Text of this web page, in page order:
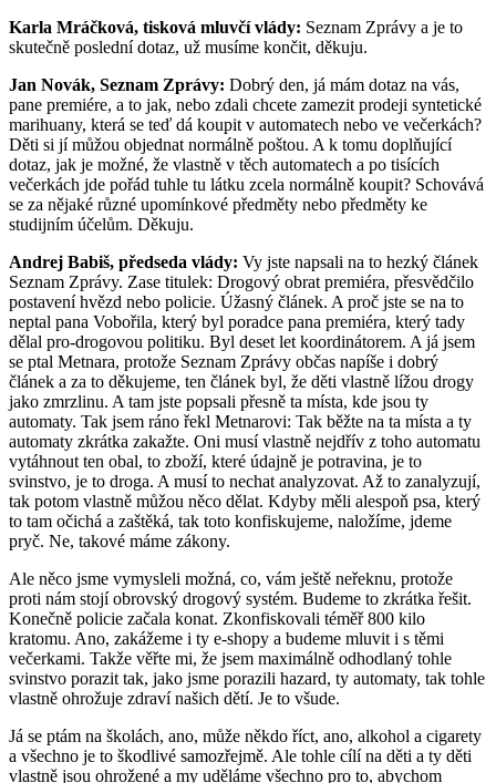
Karla Mráčková, tisková mluvčí vlády: Seznam Zprávy a je to
skutečně poslední dotaz, už musíme končit, děkuju.
Jan Novák, Seznam Zprávy: Dobrý den, já mám dotaz na vás,
pane premiére, a to jak, nebo zdali chcete zamezit prodeji syntetické
marihuany, která se teď dá koupit v automatech nebo ve večerkách?
Děti si jí můžou objednat normálně poštou. A k tomu doplňující
dotaz, jak je možné, že vlastně v těch automatech a po tisících
večerkách jde pořád tuhle tu látku zcela normálně koupit? Schovává
se za nějaké různé upomínkové předměty nebo předměty ke
studijním účelům. Děkuju.
Andrej Babiš, předseda vlády: Vy jste napsali na to hezký článek
Seznam Zprávy. Zase titulek: Drogový obrat premiéra, přesvědčilo
postavení hvězd nebo policie. Úžasný článek. A proč jste se na to
neptal pana Vobořila, který byl poradce pana premiéra, který tady
dělal pro-drogovou politiku. Byl deset let koordinátorem. A já jsem
se ptal Metnara, protože Seznam Zprávy občas napíše i dobrý
článek a za to děkujeme, ten článek byl, že děti vlastně lížou drogy
jako zmrzlinu. A tam jste popsali přesně ta místa, kde jsou ty
automaty. Tak jsem ráno řekl Metnarovi: Tak běžte na ta místa a ty
automaty zkrátka zakažte. Oni musí vlastně nejdřív z toho automatu
vytáhnout ten obal, to zboží, které údajně je potravina, je to
svinstvo, je to droga. A musí to nechat analyzovat. Až to zanalyzují,
tak potom vlastně můžou něco dělat. Kdyby měli alespoň psa, který
to tam očichá a zaštěká, tak toto konfiskujeme, naložíme, jdeme
pryč. Ne, takové máme zákony.
Ale něco jsme vymysleli možná, co, vám ještě neřeknu, protože
proti nám stojí obrovský drogový systém. Budeme to zkrátka řešit.
Konečně policie začala konat. Zkonfiskovali téměř 800 kilo
kratomu. Ano, zakážeme i ty e-shopy a budeme mluvit i s těmi
večerkami. Takže věřte mi, že jsem maximálně odhodlaný tohle
svinstvo porazit tak, jako jsme porazili hazard, ty automaty, tak tohle
vlastně ohrožuje zdraví našich dětí. Je to všude.
Já se ptám na školách, ano, může někdo říct, ano, alkohol a cigarety
a všechno je to škodlivé samozřejmě. Ale tohle cílí na děti a ty děti
vlastně jsou ohrožené a my uděláme všechno pro to, abychom